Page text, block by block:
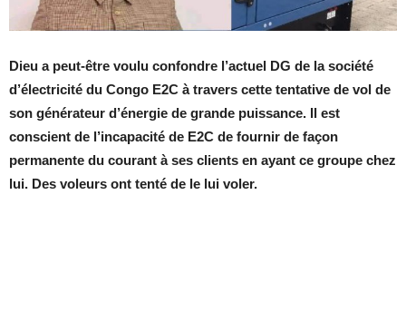
Dieu a peut-être voulu confondre l’actuel DG de la société
d’électricité du Congo E2C à travers cette tentative de vol de
son générateur d’énergie de grande puissance. Il est
conscient de l’incapacité de E2C de fournir de façon
permanente du courant à ses clients en ayant ce groupe chez
lui. Des voleurs ont tenté de le lui voler.